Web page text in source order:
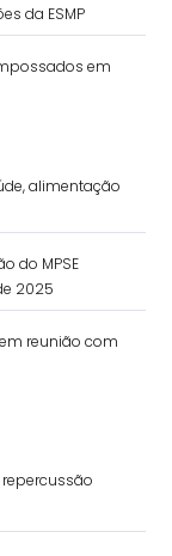
da ESMP
em
alimentação
do MPSE
2025
reunião com